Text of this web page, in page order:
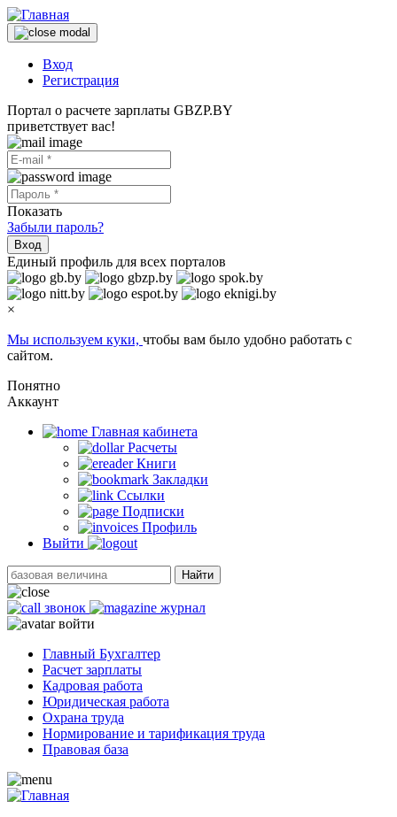
Вход
Регистрация
Портал о расчете зарплаты GBZP.BY
приветствует вас!
Показать
Забыли пароль?
Вход
Единый профиль для всех порталов
×
Мы используем куки, чтобы вам было удобно работать с
сайтом.
Понятно
Аккаунт
Главная кабинетa
Расчеты
Книги
Закладки
Ссылки
Подписки
Профиль
Выйти
Найти
звонок
журнал
войти
Главный Бухгалтер
Расчет зарплаты
Кадровая работа
Юридическая работа
Охрана труда
Нормирование и тарификация труда
Правовая база